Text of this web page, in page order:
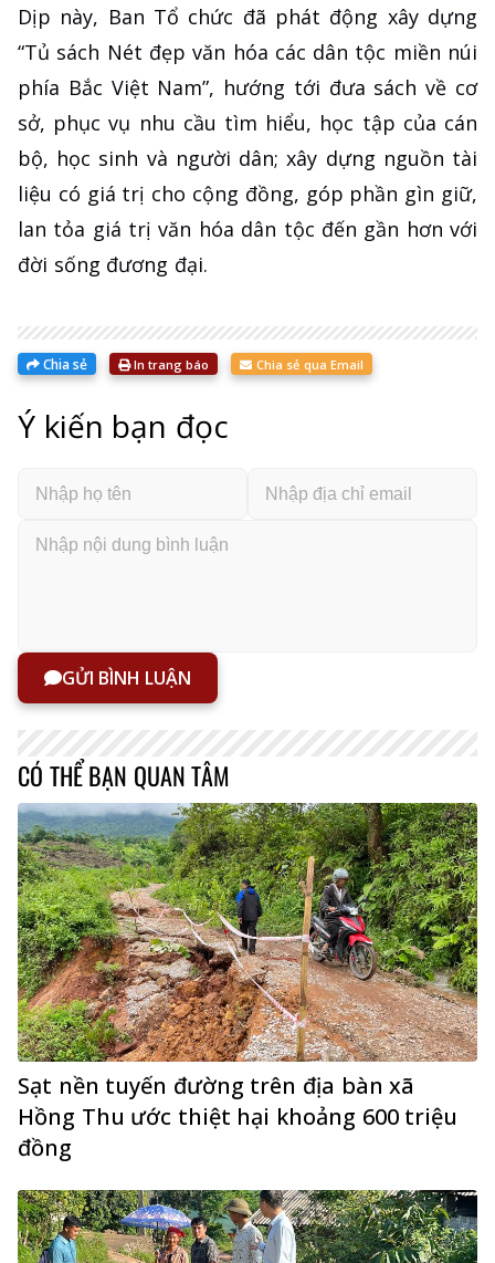
Dịp này, Ban Tổ chức đã phát động xây dựng
“Tủ sách Nét đẹp văn hóa các dân tộc miền núi
phía Bắc Việt Nam”, hướng tới đưa sách về cơ
sở, phục vụ nhu cầu tìm hiểu, học tập của cán
bộ, học sinh và người dân; xây dựng nguồn tài
liệu có giá trị cho cộng đồng, góp phần gìn giữ,
lan tỏa giá trị văn hóa dân tộc đến gần hơn với
đời sống đương đại.
Chia sẻ In trang báo Chia sẻ qua Email
Ý kiến bạn đọc
GỬI BÌNH LUẬN
CÓ THỂ BẠN QUAN TÂM
Sạt nền tuyến đường trên địa bàn xã
Hồng Thu ước thiệt hại khoảng 600 triệu
đồng